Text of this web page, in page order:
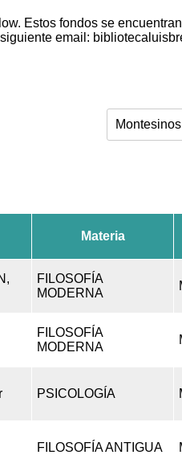
Estos fondos se
email:
Materia
FILOSOFÍA
MODERNA
FILOSOFÍA
MODERNA
PSICOLOGÍA
FILOSOFÍA ANTIGUA